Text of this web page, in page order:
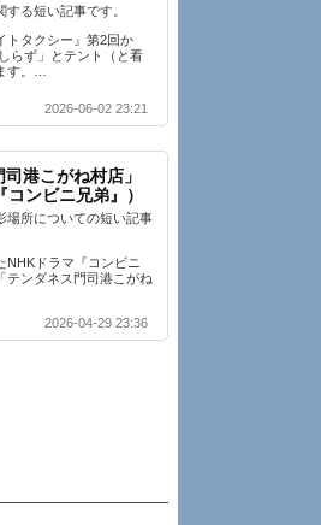
する短い記事です。
トタクシー』第2回か
らず」とテント（と看
す。…
2026-06-02 23:21
司港こがね村店」
コンビニ兄弟』）
場所についての短い記事
NHKドラマ『コンビニ
テンダネス門司港こがね
2026-04-29 23:36